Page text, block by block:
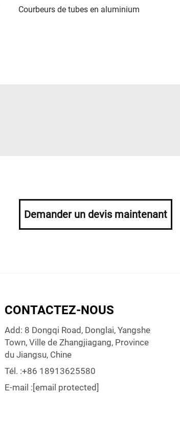
Courbeurs de tubes en aluminium
Demander un devis maintenant
CONTACTEZ-NOUS
Add: 8 Dongqi Road, Donglai, Yangshe
Town, Ville de Zhangjiagang, Province
du Jiangsu, Chine
Tél. :+86 18913625580
E-mail :[email protected]